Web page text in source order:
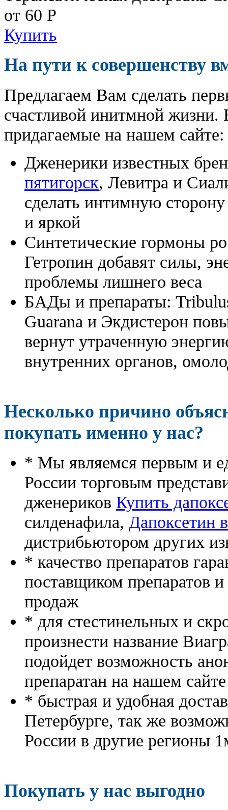
от 60 Р
Купить
На пути к совершенству
Предлагаем Вам сделать
счастливой инитмной жизни.
придагаемые на нашем сайте:
Дженерики известных
пятигорск, Левитра и
сделать интимную
и яркой
Синтетические гормоны
Гетропин добавят силы,
проблемы лишнего веса
БАДы и препараты:
Guarana и Экдистерон
вернут утраченную
внутренних органов,
Несколько причино
покупать именно у нас?
* Мы являемся первым и
России торговым
дженериков Купить
силденафила, Дапоксетин
дистрибьютором других
* качество препаратов
поставщиком препаратов
продаж
* для стестинельных и
произнести название
подойдет возможность
препаратан на нашем
* быстрая и удобная
Петербурге, так же
России в другие регионы
Покупать у нас выгодно